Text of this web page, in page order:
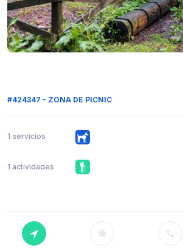
#424347 - ZONA DE PICNIC
1 servicios
1 actividades